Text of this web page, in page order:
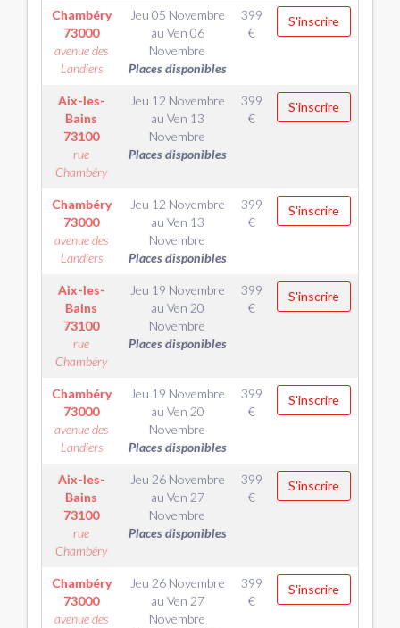
Chambéry
73000
avenue des
Landiers
Jeu 05 Novembre
au Ven 06
Novembre
Places disponibles
399
€
S'inscrire
Aix-les-
Bains
73100
rue
Chambéry
Jeu 12 Novembre
au Ven 13
Novembre
Places disponibles
399
€
S'inscrire
Chambéry
73000
avenue des
Landiers
Jeu 12 Novembre
au Ven 13
Novembre
Places disponibles
399
€
S'inscrire
Aix-les-
Bains
73100
rue
Chambéry
Jeu 19 Novembre
au Ven 20
Novembre
Places disponibles
399
€
S'inscrire
Chambéry
73000
avenue des
Landiers
Jeu 19 Novembre
au Ven 20
Novembre
Places disponibles
399
€
S'inscrire
Aix-les-
Bains
73100
rue
Chambéry
Jeu 26 Novembre
au Ven 27
Novembre
Places disponibles
399
€
S'inscrire
Chambéry
73000
avenue des
Jeu 26 Novembre
au Ven 27
Novembre
399
€
S'inscrire